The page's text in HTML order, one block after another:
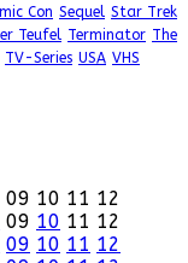
Con Sequel Star Trek
Teufel Terminator The
TV-Series USA VHS
09 10 11 12
09 10 11 12
09 10 11 12